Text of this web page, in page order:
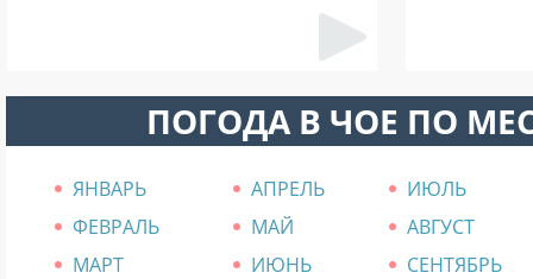
ПОГОДА В ЧОЕ ПО
ЯНВАРЬ АПРЕЛЬ
ИЮЛЬ
ФЕВРАЛЬ
МАЙ
АВГУСТ
МАРТ
ИЮНЬ СЕНТЯБРЬ